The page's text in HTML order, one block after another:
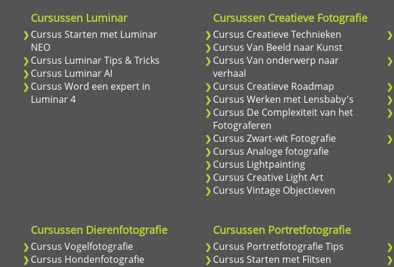
Cursussen Luminar
Cursus Starten met Luminar
NEO
Cursus Luminar Tips & Tricks
Cursus Luminar AI
Cursus Word een expert in
Luminar 4
Cursussen Creatieve Fotografie
Cursus Creatieve Technieken
Cursus Van Beeld naar Kunst
Cursus Van onderwerp naar
verhaal
Cursus Creatieve Roadmap
Cursus Werken met Lensbaby's
Cursus De Complexiteit van het
Fotograferen
Cursus Zwart-wit Fotografie
Cursus Analoge fotografie
Cursus Lightpainting
Cursus Creative Light Art
Cursus Vintage Objectieven
Cursussen Dierenfotografie
Cursus Vogelfotografie
Cursus Hondenfotografie
Cursussen Portretfotografie
Cursus Portretfotografie Tips
Cursus Starten met Flitsen